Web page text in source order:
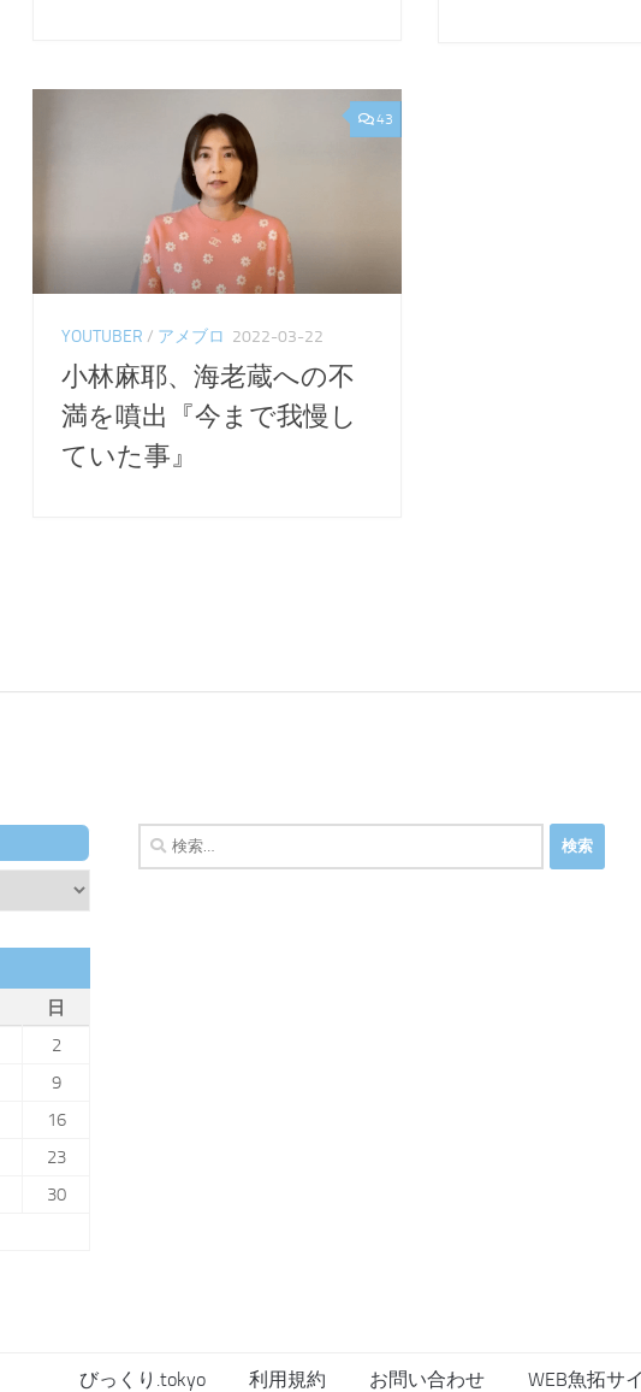
43
YOUTUBER / アメブロ 2022-03-22
小林麻耶、海老蔵への不
満を噴出『今まで我慢し
ていた事』
日
2
9
16
23
30
検
索:
びっくり.tokyo 利用規約 お問い合わせ WEB魚拓サ